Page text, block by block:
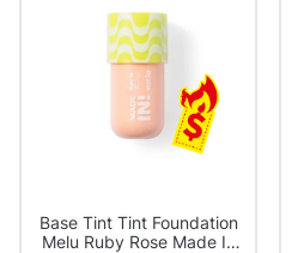
Base Tint Tint Foundation
Melu Ruby Rose Made In